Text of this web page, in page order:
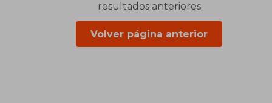
resultados anteriores
Volver página anterior